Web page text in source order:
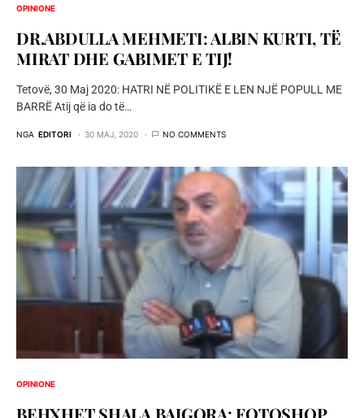
OPINIONE
DR.ABDULLA MEHMETI: ALBIN KURTI, TË
MIRAT DHE GABIMET E TIJ!
Tetovë, 30 Maj 2020: HATRI NË POLITIKË E LEN NJË POPULL ME
BARRË Atij që ia do të…
NGA EDITORI 30 MAJ, 2020 NO COMMENTS
OPINIONE
BEHXHET SHALA BAJGORA: FOTOSHOP